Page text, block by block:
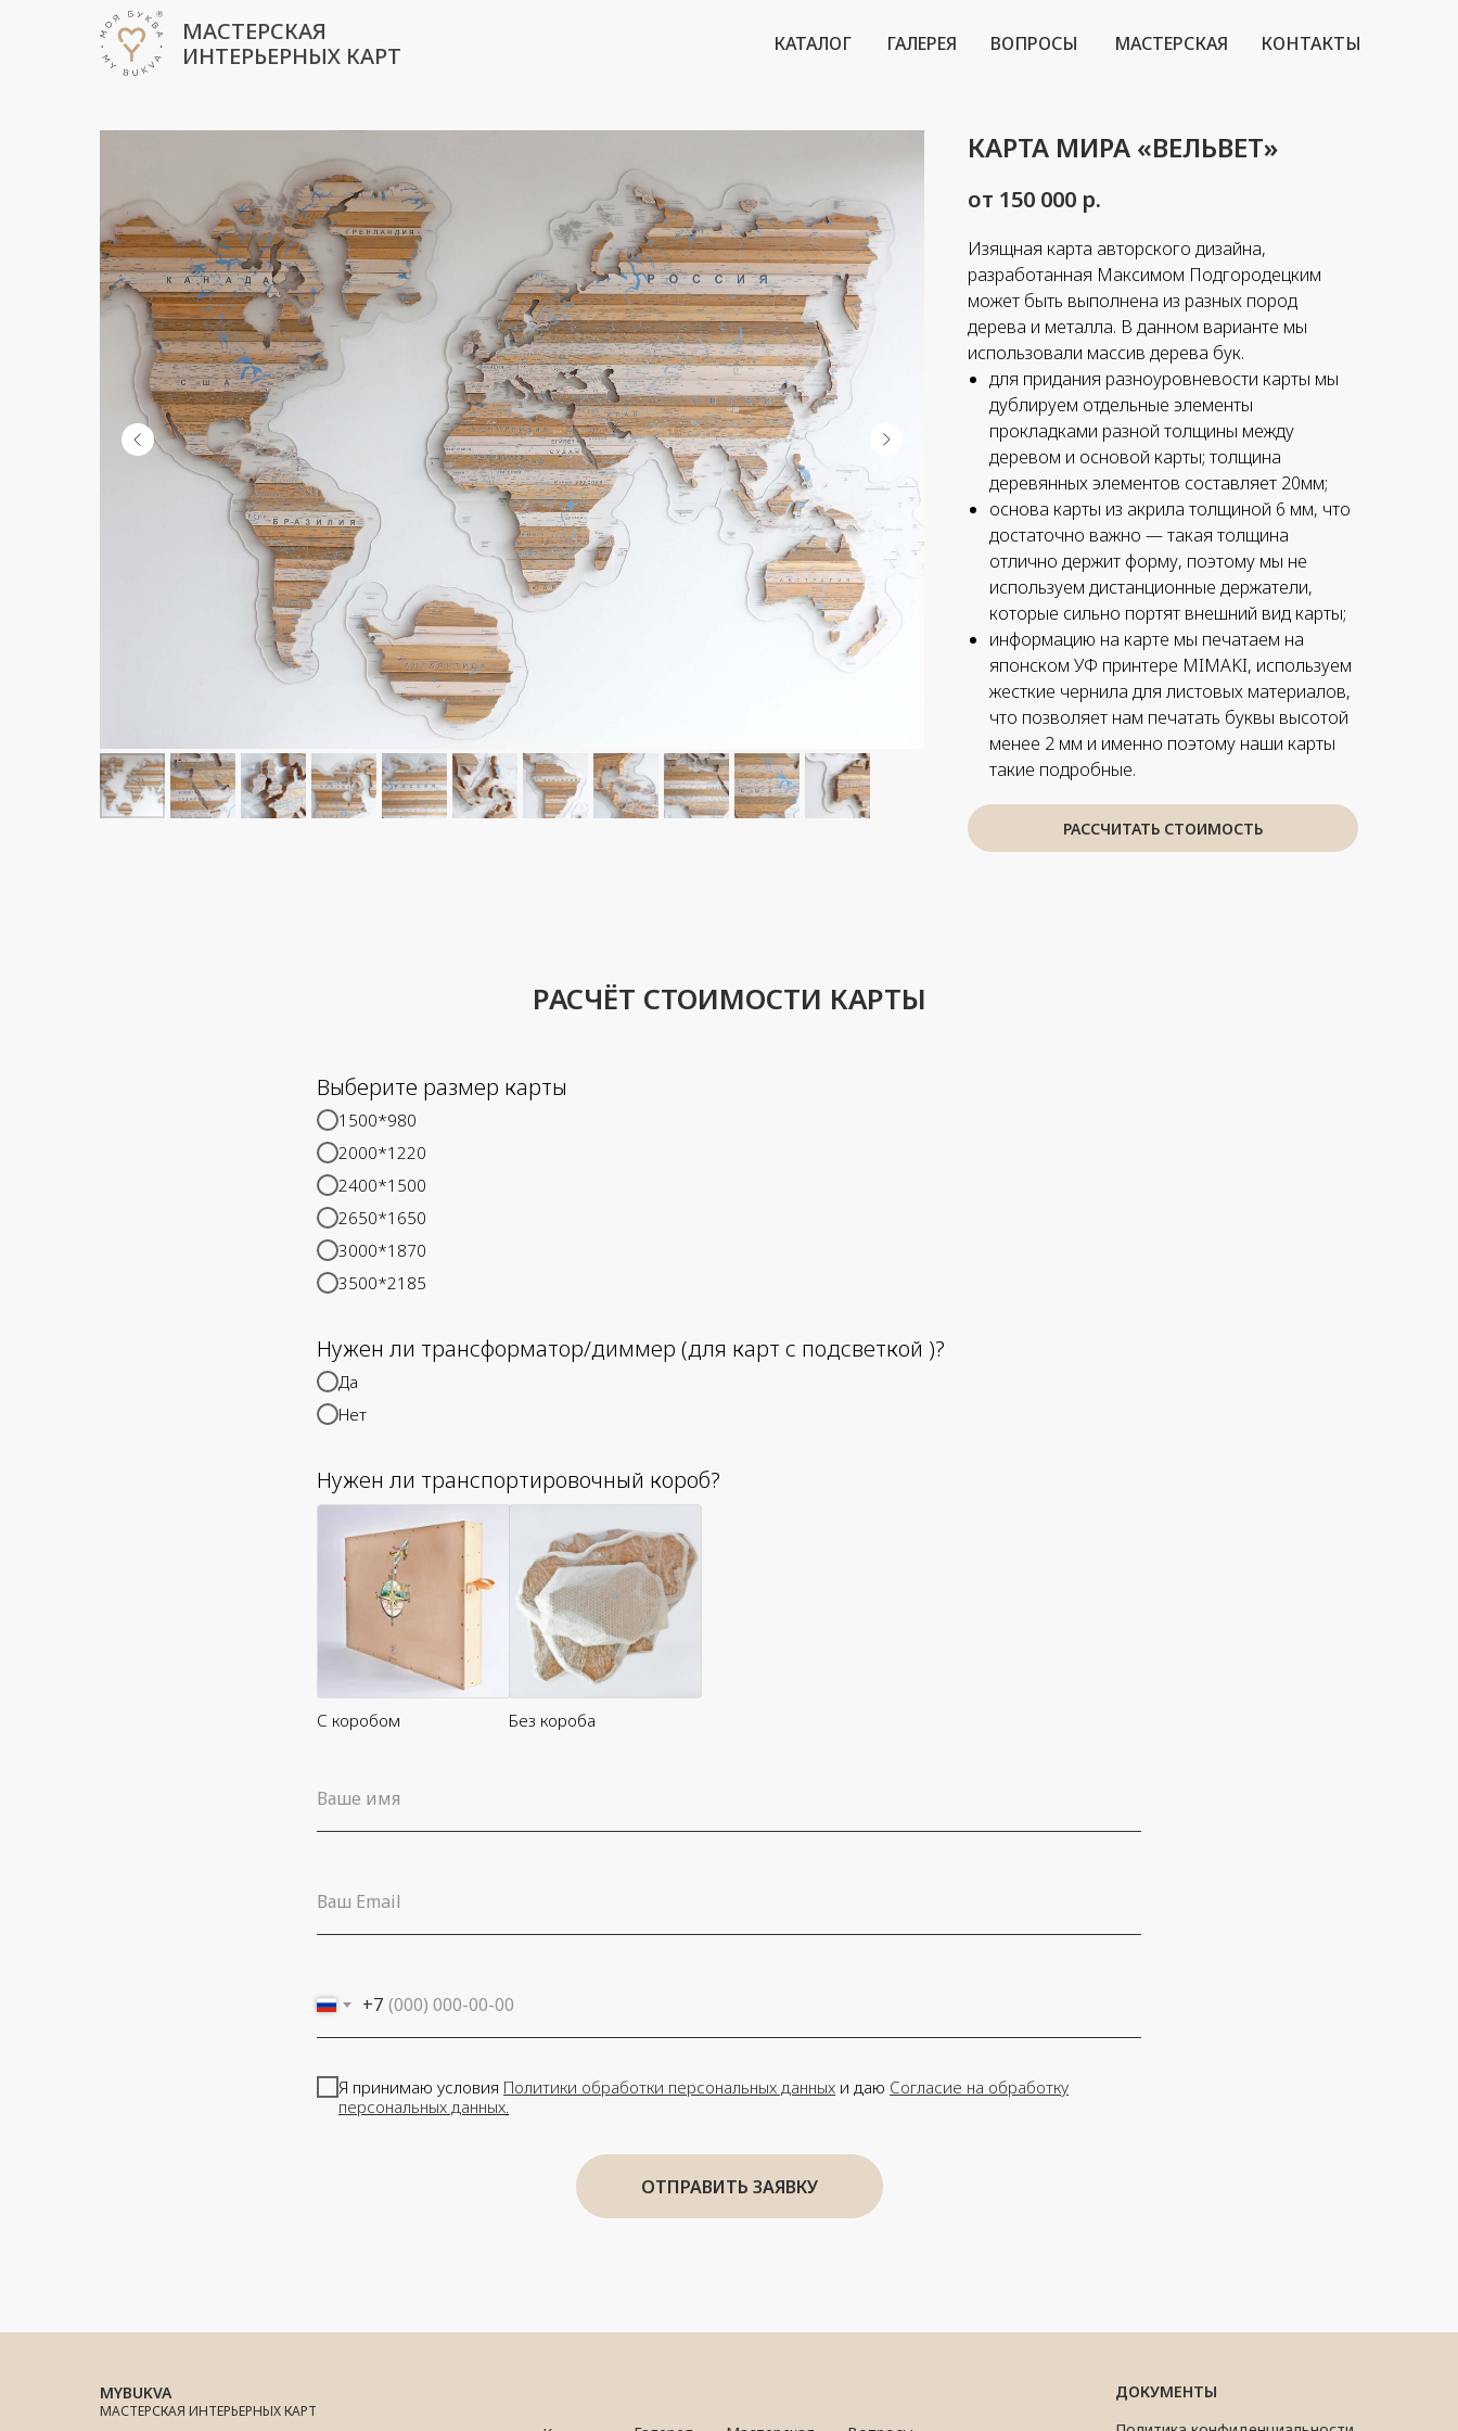
МАСТЕРСКАЯ
ГАЛЕРЕЯ КОНТАКТЫ
ВОПРОСЫ
КАТАЛОГ
МАСТЕРСКАЯ
ИНТЕРЬЕРНЫХ КАРТ
КАРТА МИРА «ВЕЛЬВЕТ»
от 150 000 р.
Изящная карта авторского дизайна,
разработанная Максимом Подгородецким
может быть выполнена из разных пород
дерева и металла. В данном варианте мы
использовали массив дерева бук.
для придания разноуровневости карты мы
дублируем отдельные элементы
прокладками разной толщины между
деревом и основой карты; толщина
деревянных элементов составляет 20мм;
основа карты из акрила толщиной 6 мм, что
достаточно важно — такая толщина
отлично держит форму, поэтому мы не
используем дистанционные держатели,
которые сильно портят внешний вид карты;
информацию на карте мы печатаем на
японском УФ принтере MIMAKI, используем
жесткие чернила для листовых материалов,
что позволяет нам печатать буквы высотой
менее 2 мм и именно поэтому наши карты
такие подробные.
РАССЧИТАТЬ СТОИМОСТЬ
РАСЧЁТ СТОИМОСТИ КАРТЫ
Выберите размер карты
1500*980
2000*1220
2400*1500
2650*1650
3000*1870
3500*2185
Нужен ли трансформатор/диммер (для карт с подсветкой )?
Да
Нет
Нужен ли транспортировочный короб?
С коробом Без короба
+7
Я принимаю условия Политики обработки персональных данных и даю Согласие на обработку
персональных данных
ОТПРАВИТЬ ЗАЯВКУ
ДОКУМЕНТЫ
MYBUKVA
МАСТЕРСКАЯ ИНТЕРЬЕРНЫХ КАРТ